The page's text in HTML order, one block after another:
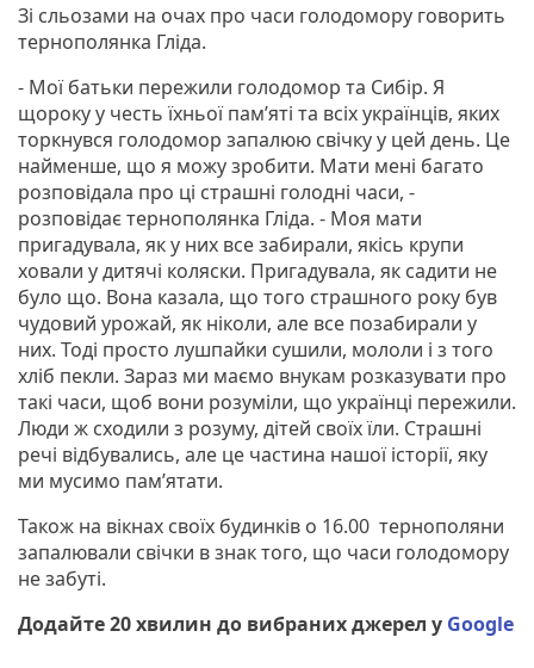
Зі сльозами на очах про часи голодомору говорить
тернополянка Гліда.
- Мої батьки пережили голодомор та Сибір. Я
щороку у честь їхньої пам’яті та всіх українців, яких
торкнувся голодомор запалюю свічку у цей день. Це
найменше, що я можу зробити. Мати мені багато
розповідала про ці страшні голодні часи, -
розповідає тернополянка Гліда. - Моя мати
пригадувала, як у них все забирали, якісь крупи
ховали у дитячі коляски. Пригадувала, як садити не
було що. Вона казала, що того страшного року був
чудовий урожай, як ніколи, але все позабирали у
них. Тоді просто лушпайки сушили, мололи і з того
хліб пекли. Зараз ми маємо внукам розказувати про
такі часи, щоб вони розуміли, що українці пережили.
Люди ж сходили з розуму, дітей своїх їли. Страшні
речі відбувались, але це частина нашої історії, яку
ми мусимо пам’ятати.
Також на вікнах своїх будинків о 16.00 тернополяни
запалювали свічки в знак того, що часи голодомору
не забуті.
Додайте 20 хвилин до вибраних джерел у Google